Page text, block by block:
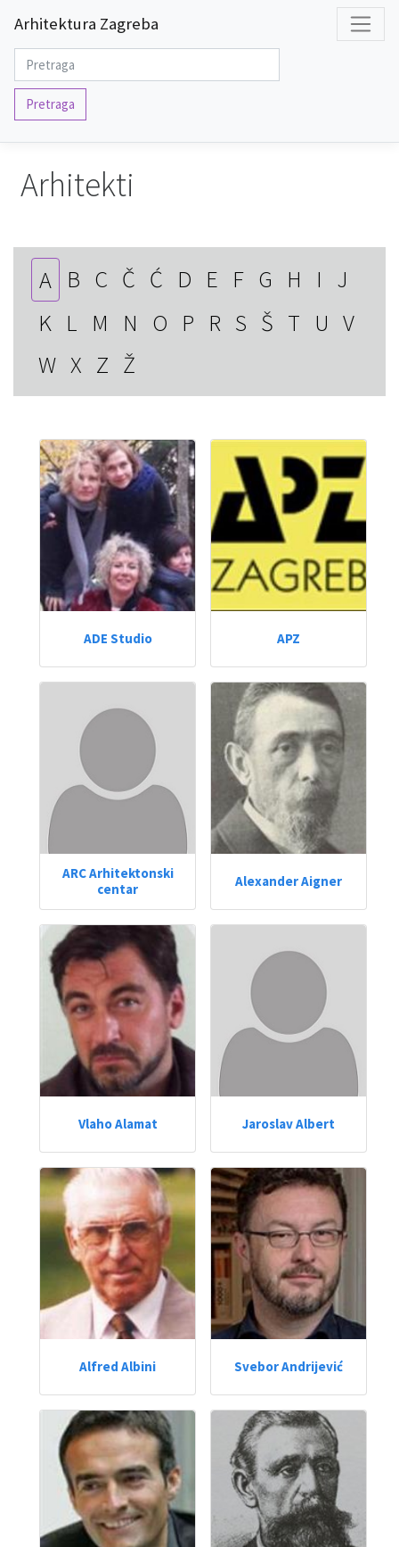
Arhitektura Zagreba
Pretraga
Arhitekti
A B C Č Ć D E F G H I
J
K L M N O P R S Š T U V
W X Z Ž
ADE Studio APZ
ARC Arhitektonski
centar
Alexander Aigner
Vlaho Alamat Jaroslav Albert
Alfred Albini Svebor Andrijević